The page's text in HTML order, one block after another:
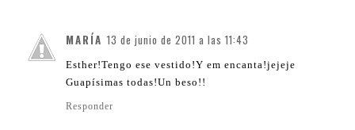
MARÍA 13 de junio de 2011 a las 11:43
Esther!Tengo ese vestido!Y em encanta!jejeje
Guapísimas todas!Un beso!!
Responder